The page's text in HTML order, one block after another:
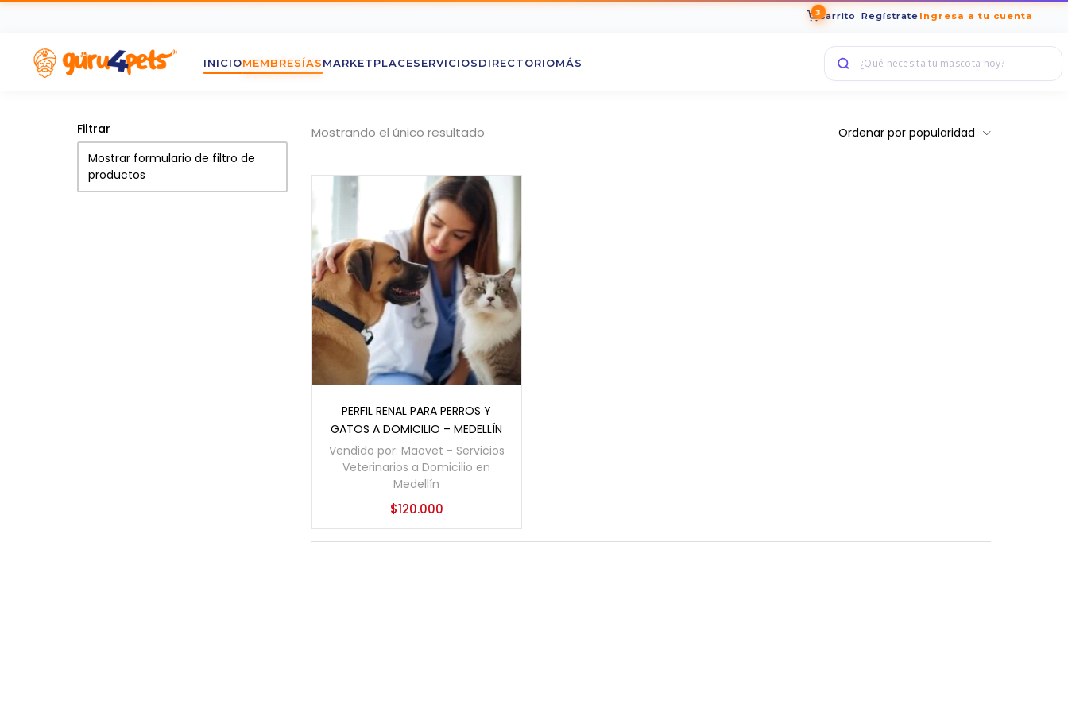
3Carrito Regístrate Ingresa a tu cuenta
INICIOMEMBRESÍASMARKETPLACESERVICIOSDIRECTORIOMÁS
Mostrando el único resultado Ordenar por popularidad
PERFIL RENAL PARA PERROS Y
GATOS A DOMICILIO – MEDELLÍN
Vendido por: Maovet - Servicios
Veterinarios a Domicilio en
Medellín
$120.000
Filtrar
Mostrar formulario de filtro de
productos